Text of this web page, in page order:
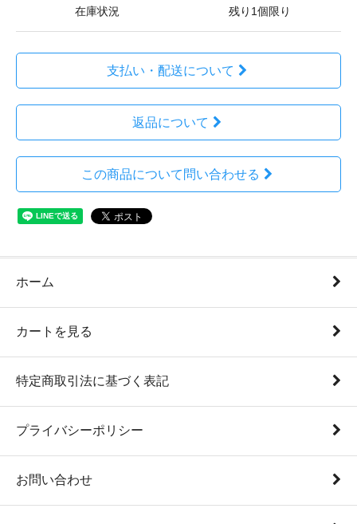
在庫状況 残り1個限り
支払い・配送について
返品について
この商品について問い合わせる
ホーム
カートを見る
特定商取引法に基づく表記
プライバシーポリシー
お問い合わせ